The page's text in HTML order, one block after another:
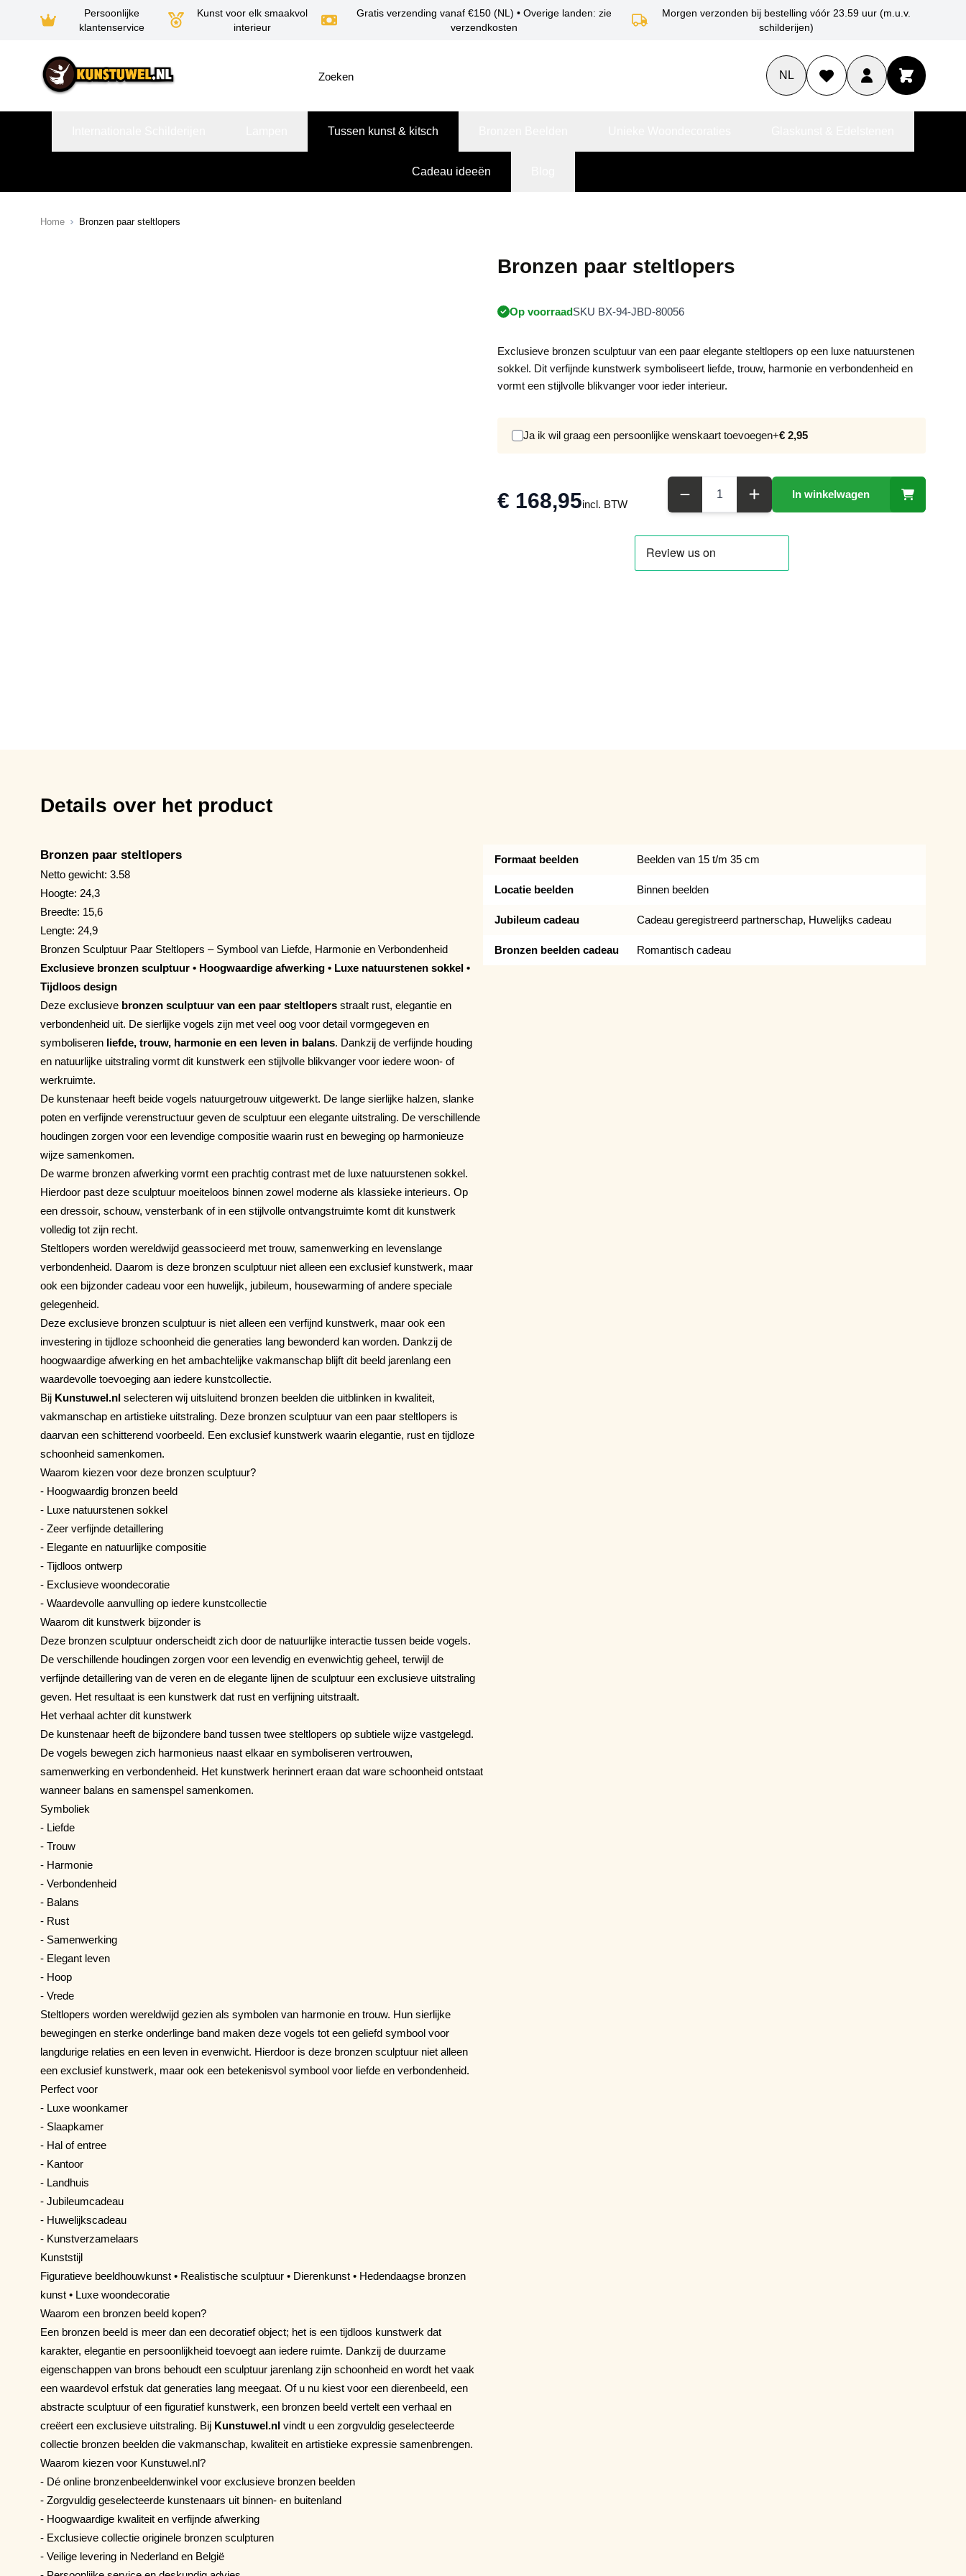
Persoonlijke
klantenservice
Kunst voor elk smaakvol
interieur
Gratis verzending vanaf €150 (NL) • Overige landen: zie
verzendkosten
Morgen verzonden bij bestelling vóór 23.59 uur (m.u.v.
schilderijen)
NL
Tussen kunst & kitsch
Cadeau ideeën
Home Bronzen paar steltlopers
Bronzen paar steltlopers
Op voorraadSKU BX-94-JBD-80056
Exclusieve bronzen sculptuur van een paar elegante steltlopers op een luxe natuurstenen
sokkel. Dit verfijnde kunstwerk symboliseert liefde, trouw, harmonie en verbondenheid en
vormt een stijlvolle blikvanger voor ieder interieur.
Ja ik wil graag een persoonlijke wenskaart toevoegen+€ 2,95
€ 168,95incl. BTW
In winkelwagen
Details over het product
Bronzen paar steltlopers
Netto gewicht: 3.58
Hoogte: 24,3
Breedte: 15,6
Lengte: 24,9
Bronzen Sculptuur Paar Steltlopers – Symbool van Liefde, Harmonie en Verbondenheid
Exclusieve bronzen sculptuur • Hoogwaardige afwerking • Luxe natuurstenen sokkel •
Tijdloos design
Deze exclusieve bronzen sculptuur van een paar steltlopers straalt rust, elegantie en
verbondenheid uit. De sierlijke vogels zijn met veel oog voor detail vormgegeven en
symboliseren liefde, trouw, harmonie en een leven in balans. Dankzij de verfijnde houding
en natuurlijke uitstraling vormt dit kunstwerk een stijlvolle blikvanger voor iedere woon- of
werkruimte.
De kunstenaar heeft beide vogels natuurgetrouw uitgewerkt. De lange sierlijke halzen, slanke
poten en verfijnde verenstructuur geven de sculptuur een elegante uitstraling. De verschillende
houdingen zorgen voor een levendige compositie waarin rust en beweging op harmonieuze
wijze samenkomen.
De warme bronzen afwerking vormt een prachtig contrast met de luxe natuurstenen sokkel.
Hierdoor past deze sculptuur moeiteloos binnen zowel moderne als klassieke interieurs. Op
een dressoir, schouw, vensterbank of in een stijlvolle ontvangstruimte komt dit kunstwerk
volledig tot zijn recht.
Steltlopers worden wereldwijd geassocieerd met trouw, samenwerking en levenslange
verbondenheid. Daarom is deze bronzen sculptuur niet alleen een exclusief kunstwerk, maar
ook een bijzonder cadeau voor een huwelijk, jubileum, housewarming of andere speciale
gelegenheid.
Deze exclusieve bronzen sculptuur is niet alleen een verfijnd kunstwerk, maar ook een
investering in tijdloze schoonheid die generaties lang bewonderd kan worden. Dankzij de
hoogwaardige afwerking en het ambachtelijke vakmanschap blijft dit beeld jarenlang een
waardevolle toevoeging aan iedere kunstcollectie.
Bij Kunstuwel.nl selecteren wij uitsluitend bronzen beelden die uitblinken in kwaliteit,
vakmanschap en artistieke uitstraling. Deze bronzen sculptuur van een paar steltlopers is
daarvan een schitterend voorbeeld. Een exclusief kunstwerk waarin elegantie, rust en tijdloze
schoonheid samenkomen.
Waarom kiezen voor deze bronzen sculptuur?
- Hoogwaardig bronzen beeld
- Luxe natuurstenen sokkel
- Zeer verfijnde detaillering
- Elegante en natuurlijke compositie
- Tijdloos ontwerp
- Exclusieve woondecoratie
- Waardevolle aanvulling op iedere kunstcollectie
Waarom dit kunstwerk bijzonder is
Deze bronzen sculptuur onderscheidt zich door de natuurlijke interactie tussen beide vogels.
De verschillende houdingen zorgen voor een levendig en evenwichtig geheel, terwijl de
verfijnde detaillering van de veren en de elegante lijnen de sculptuur een exclusieve uitstraling
geven. Het resultaat is een kunstwerk dat rust en verfijning uitstraalt.
Het verhaal achter dit kunstwerk
De kunstenaar heeft de bijzondere band tussen twee steltlopers op subtiele wijze vastgelegd.
De vogels bewegen zich harmonieus naast elkaar en symboliseren vertrouwen,
samenwerking en verbondenheid. Het kunstwerk herinnert eraan dat ware schoonheid ontstaat
wanneer balans en samenspel samenkomen.
Symboliek
- Liefde
- Trouw
- Harmonie
- Verbondenheid
- Balans
- Rust
- Samenwerking
- Elegant leven
- Hoop
- Vrede
Steltlopers worden wereldwijd gezien als symbolen van harmonie en trouw. Hun sierlijke
bewegingen en sterke onderlinge band maken deze vogels tot een geliefd symbool voor
langdurige relaties en een leven in evenwicht. Hierdoor is deze bronzen sculptuur niet alleen
een exclusief kunstwerk, maar ook een betekenisvol symbool voor liefde en verbondenheid.
Perfect voor
- Luxe woonkamer
- Slaapkamer
- Hal of entree
- Kantoor
- Landhuis
- Jubileumcadeau
- Huwelijkscadeau
- Kunstverzamelaars
Kunststijl
Figuratieve beeldhouwkunst • Realistische sculptuur • Dierenkunst • Hedendaagse bronzen
kunst • Luxe woondecoratie
Waarom een bronzen beeld kopen?
Een bronzen beeld is meer dan een decoratief object; het is een tijdloos kunstwerk dat
karakter, elegantie en persoonlijkheid toevoegt aan iedere ruimte. Dankzij de duurzame
eigenschappen van brons behoudt een sculptuur jarenlang zijn schoonheid en wordt het vaak
een waardevol erfstuk dat generaties lang meegaat. Of u nu kiest voor een dierenbeeld, een
abstracte sculptuur of een figuratief kunstwerk, een bronzen beeld vertelt een verhaal en
creëert een exclusieve uitstraling. Bij Kunstuwel.nl vindt u een zorgvuldig geselecteerde
collectie bronzen beelden die vakmanschap, kwaliteit en artistieke expressie samenbrengen.
Waarom kiezen voor Kunstuwel.nl?
- Dé online bronzenbeeldenwinkel voor exclusieve bronzen beelden
- Zorgvuldig geselecteerde kunstenaars uit binnen- en buitenland
- Hoogwaardige kwaliteit en verfijnde afwerking
- Exclusieve collectie originele bronzen sculpturen
- Veilige levering in Nederland en België
Formaat beelden Beelden van 15 t/m 35 cm
Locatie beelden Binnen beelden
Jubileum cadeau Cadeau geregistreerd partnerschap, Huwelijks cadeau
Bronzen beelden cadeau Romantisch cadeau